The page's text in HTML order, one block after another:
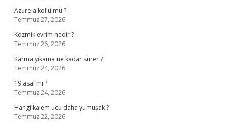
Azure alkollü mü ?
Temmuz 27, 2026
Kozmik evrim nedir ?
Temmuz 26, 2026
Karma yıkama ne kadar sürer ?
Temmuz 24, 2026
19 asal mı ?
Temmuz 24, 2026
Hangi kalem ucu daha yumuşak ?
Temmuz 22, 2026